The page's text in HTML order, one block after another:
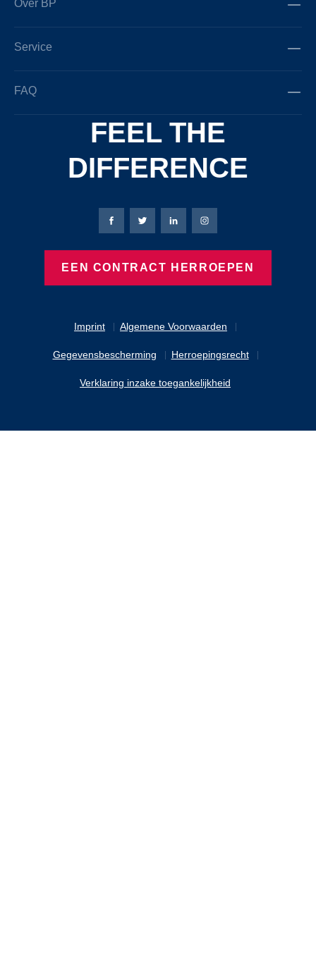
Over BP
Service
FAQ
FEEL THE
DIFFERENCE
Imprint Algemene Voorwaarden
Gegevensbescherming Herroepingsrecht
Verklaring inzake toegankelijkheid
Bierbaum-Proenen Facebook-pagina
Bierbaum-Proenen X-pagina
Bierbaum-Proenen
Bierbaum-Proenen
EEN CONTRACT HERROEPEN